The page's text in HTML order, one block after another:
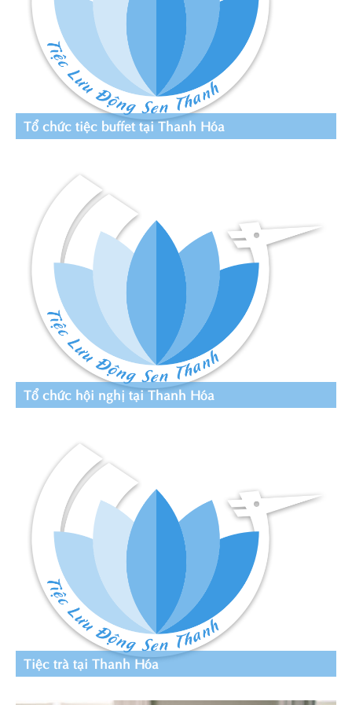
Tổ chức tiệc buffet tại Thanh Hóa
Tổ chức hội nghị tại Thanh Hóa
Tiệc trà tại Thanh Hóa